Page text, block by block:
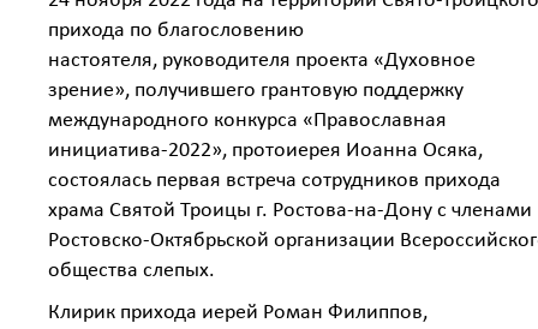
прихода по благословению
настоятеля, руководителя проекта «Духовное
зрение», получившего грантовую поддержку
международного конкурса «Православная
инициатива-2022», протоиерея Иоанна Осяка,
состоялась первая встреча сотрудников прихода
храма Святой Троицы г. Ростова-на-Дону с членами
Ростовско-Октябрьской организации
общества слепых.
Клирик прихода иерей Роман Филиппов,